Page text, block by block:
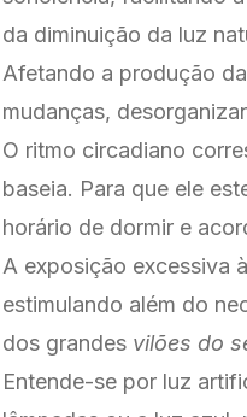
da diminuição da luz
Afetando a produção
mudanças,
O ritmo circadiano
baseia. Para que ele
horário de dormir e
A exposição excessiva
estimulando além do
dos grandes vilões do
Entende-se por luz